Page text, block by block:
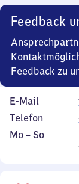
Feedback
Feedback zu
E-Mail
Telefon
Montag
Mo – So,
inkl.